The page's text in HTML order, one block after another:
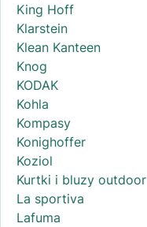
King Hoff
Klarstein
Klean Kanteen
Knog
KODAK
Kohla
Kompasy
Konighoffer
Koziol
Kurtki i bluzy outdoor
La sportiva
Lafuma